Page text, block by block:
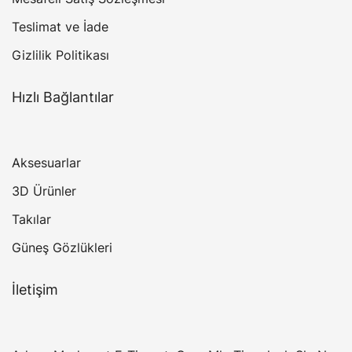
Teslimat ve İade
Gizlilik Politikası
Hızlı Bağlantılar
Aksesuarlar
3D Ürünler
Takılar
Güneş Gözlükleri
İletişim